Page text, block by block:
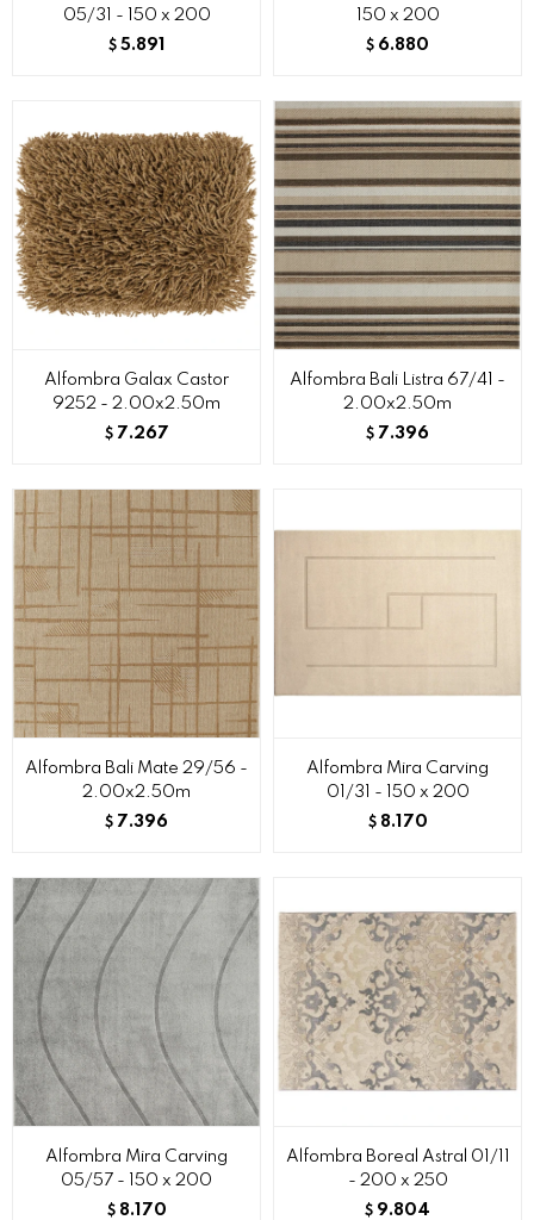
05/31 - 150 x 200
$ 5.891
150 x 200
$ 6.880
Alfombra Galax Castor
9252 - 2.00x2.50m
$ 7.267
Alfombra Bali Listra 67/41 -
2.00x2.50m
$ 7.396
Alfombra Bali Mate 29/56 -
2.00x2.50m
$ 7.396
Alfombra Mira Carving
01/31 - 150 x 200
$ 8.170
Alfombra Mira Carving
05/57 - 150 x 200
$ 8.170
Alfombra Boreal Astral 01/11
- 200 x 250
$ 9.804